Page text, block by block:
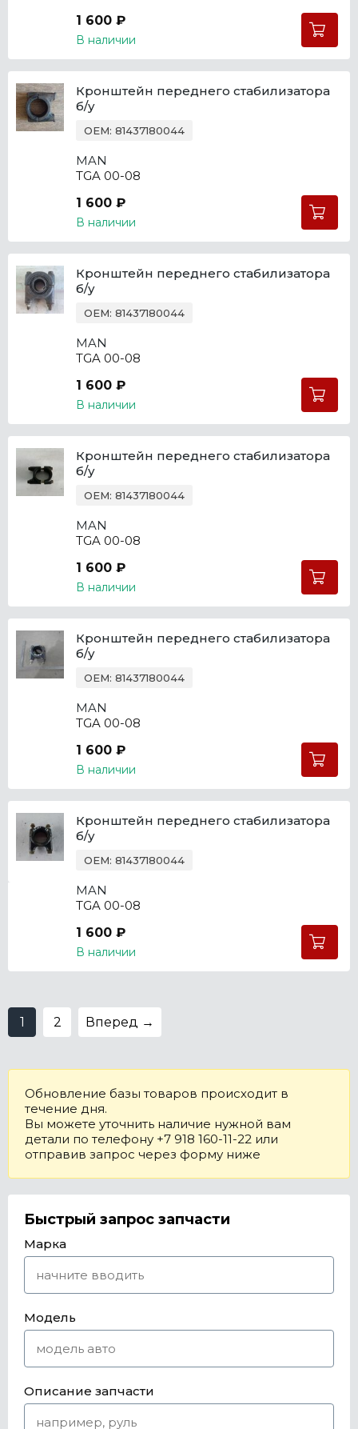
1 600 ₽
В наличии
Кронштейн переднего стабилизатора
б/у
OEM: 81437180044
MAN
TGA 00-08
1 600 ₽
В наличии
Кронштейн переднего стабилизатора
б/у
OEM: 81437180044
MAN
TGA 00-08
1 600 ₽
В наличии
Кронштейн переднего стабилизатора
б/у
OEM: 81437180044
MAN
TGA 00-08
1 600 ₽
В наличии
Кронштейн переднего стабилизатора
б/у
OEM: 81437180044
MAN
TGA 00-08
1 600 ₽
В наличии
Кронштейн переднего стабилизатора
б/у
OEM: 81437180044
MAN
TGA 00-08
1 600 ₽
В наличии
1 2 Вперед →
Обновление базы товаров происходит в
течение дня.
Вы можете уточнить наличие нужной вам
детали по телефону +7 918 160-11-22 или
отправив запрос через форму ниже
Быстрый запрос запчасти
Марка
Модель
Описание запчасти